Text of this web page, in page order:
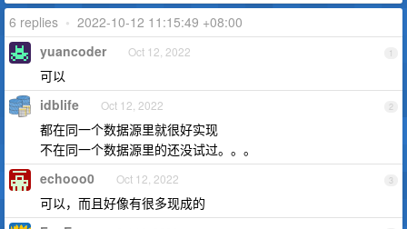
6 replies • 2022-10-12 11:15:49 +08:00
1
yuancoder Oct 12, 2022
可以
2
idblife Oct 12, 2022
都在同一个数据源里就很好实现
不在同一个数据源里的还没试过。。。
3
echooo0 Oct 12, 2022
可以，而且好像有很多现成的